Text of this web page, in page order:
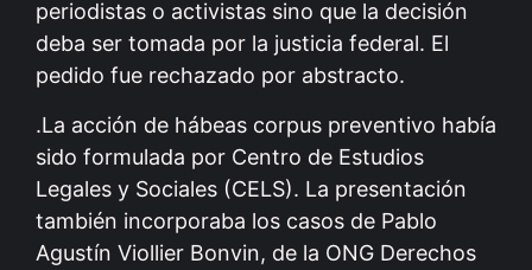
periodistas o activistas sino que la decisión
deba ser tomada por la justicia federal. El
pedido fue rechazado por abstracto.
.La acción de hábeas corpus preventivo había
sido formulada por Centro de Estudios
Legales y Sociales (CELS). La presentación
también incorporaba los casos de Pablo
Agustín Viollier Bonvin, de la ONG Derechos